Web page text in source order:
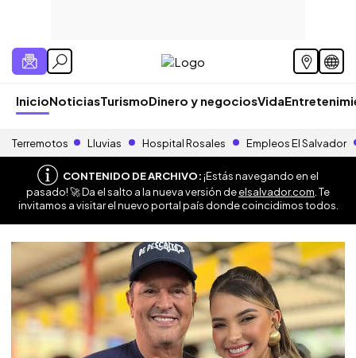
InicioNoticiasTurismoDinero y negociosVida
Terremotos Lluvias Hospital Rosales Empleos El Salvador
CONTENIDO DE ARCHIVO:¡Estás navegando en el
pasado! 🚀 Da el salto a la nueva versión deelsalvador.com . Te
invitamos a visitar el nuevo portal país donde coincidimos todos.